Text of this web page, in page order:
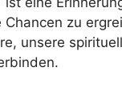
zu
unsere